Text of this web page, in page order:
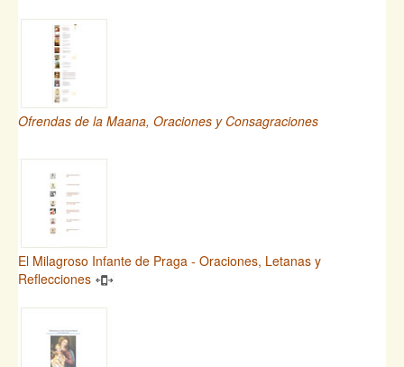
Ofrendas de la Maana, Oraciones y Consagraciones
El Milagroso Infante de Praga - Oraciones, Letanas y
Reflecciones